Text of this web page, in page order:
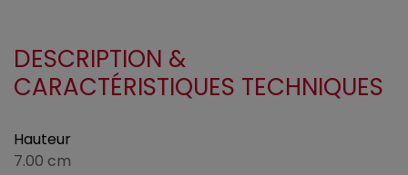
DESCRIPTION &
CARACTÉRISTIQUES TECHNIQUES
Hauteur
7.00 cm